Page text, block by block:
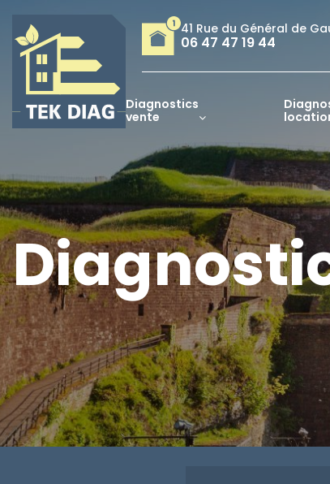
41 Rue du Général de
06 47 47 19 44
Diagnostics
vente